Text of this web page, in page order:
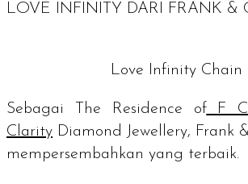
LOVE INFINITY DARI FRANK &
Love Infinity Chain
Sebagai The Residence of F
Clarity Diamond Jewellery, Frank
mempersembahkan yang terbaik.